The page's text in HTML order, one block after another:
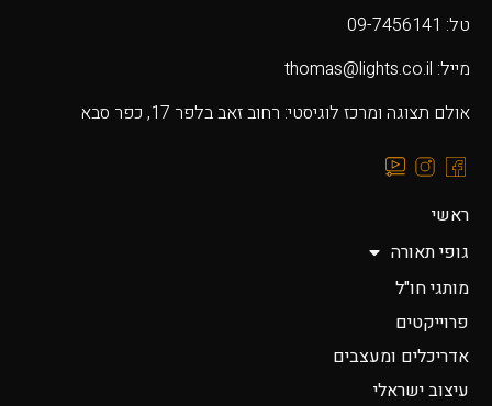
טל: 09-7456141
מייל: thomas@lights.co.il‬
אולם תצוגה ומרכז לוגיסטי: רחוב זאב בלפר 17, כפר סבא
ראשי
גופי תאורה
מותגי חו"ל
פרוייקטים
אדריכלים ומעצבים
עיצוב ישראלי